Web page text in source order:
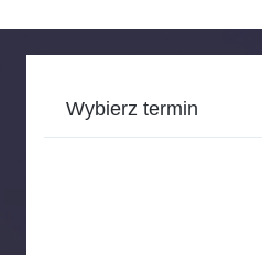
Wybierz termin